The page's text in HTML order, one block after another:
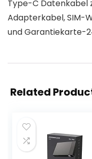
Type-C Datenkabel
Adapterkabel, SIM-
und Garantiekarte-
Related